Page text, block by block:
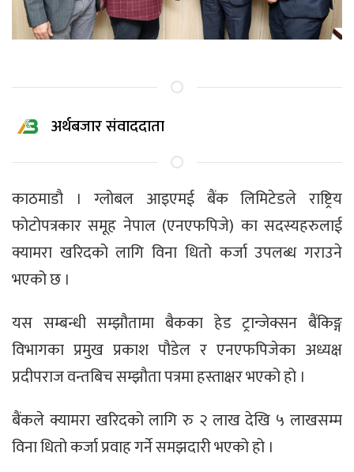
अर्थबजार संवाददाता
काठमाडाै । ग्लोबल आइएमई बैंक लिमिटेडले राष्ट्रिय
फोटोपत्रकार समूह नेपाल (एनएफपिजे) का सदस्यहरुलाई
क्यामरा खरिदको लागि विना धितो कर्जा उपलब्ध गराउने
भएको छ ।
यस सम्बन्धी सम्झौतामा बैकका हेड ट्रान्जेक्सन बैंकिङ्ग
विभागका प्रमुख प्रकाश पौडेल र एनएफपिजेका अध्यक्ष
प्रदीपराज वन्तबिच सम्झौता पत्रमा हस्ताक्षर भएको हो ।
बैंकले क्यामरा खरिदको लागि रु २ लाख देखि ५ लाखसम्म
विना धितो कर्जा प्रवाह गर्ने समझदारी भएको हो ।